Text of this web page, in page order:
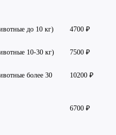
до 10 кг) 4700 ₽
10-30 кг) 7500 ₽
более 30
10200 ₽
6700 ₽